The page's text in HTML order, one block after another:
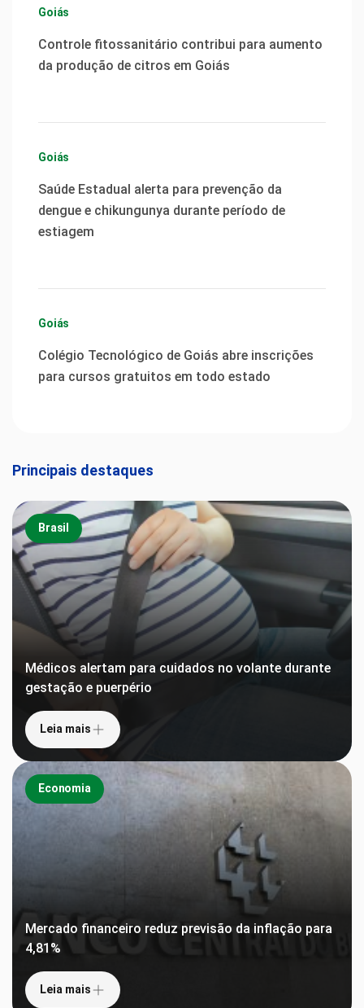
Goiás
Controle fitossanitário contribui para aumento
da produção de citros em Goiás
Goiás
Saúde Estadual alerta para prevenção da
dengue e chikungunya durante período de
estiagem
Goiás
Colégio Tecnológico de Goiás abre inscrições
para cursos gratuitos em todo estado
Principais destaques
Brasil
Médicos alertam para cuidados no volante durante
gestação e puerpério
Leia mais
Economia
Mercado financeiro reduz previsão da inflação para
4,81%
Leia mais